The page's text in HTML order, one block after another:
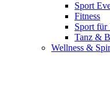
Sport
Fitness
Sport für
Tanz &
Wellness &